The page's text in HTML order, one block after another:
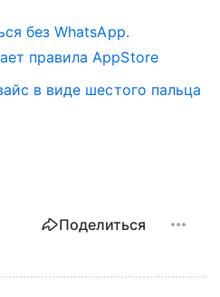
без WhatsApp.
правила AppStore
в виде шестого пальца
Поделиться